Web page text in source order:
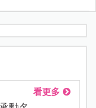
看更多